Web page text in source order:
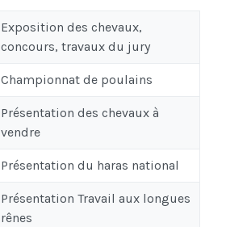
Exposition des chevaux,
concours, travaux du jury
Championnat de poulains
Présentation des chevaux à
vendre
Présentation du haras national
Présentation Travail aux longues
rênes